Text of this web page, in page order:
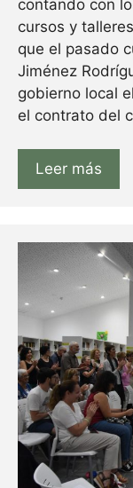
contando con
cursos y
que el pasado
Jiménez
gobierno local
el contrato del
Leer más